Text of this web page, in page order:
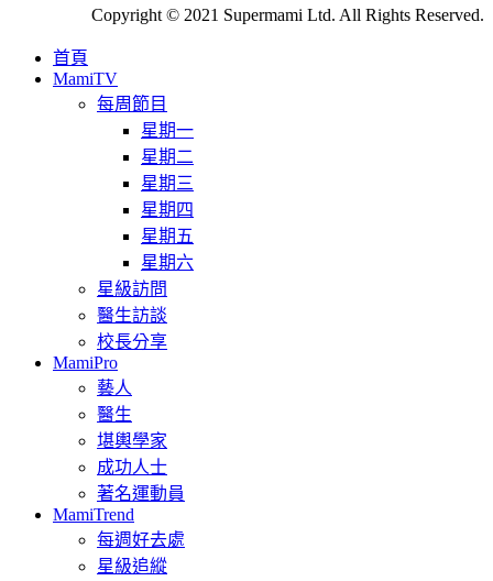
Copyright © 2021 Supermami Ltd. All Rights Reserved.
首頁
MamiTV
每周節目
星期一
星期二
星期三
星期四
星期五
星期六
星級訪問
醫生訪談
校長分享
MamiPro
藝人
醫生
堪輿學家
成功人士
著名運動員
MamiTrend
每週好去處
星級追縱